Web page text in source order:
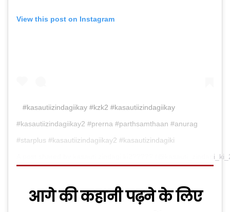
View this post on Instagram
#kasautiizindagiikay #kzk2 #kasautiizindagiikay
#kasautiizindagiikay2 #prerna #parthsamthaan #anurag
#starplus #kasautiizindagiikay2 #kasautizindagiki
आगे की कहानी पढ़ने के लिए